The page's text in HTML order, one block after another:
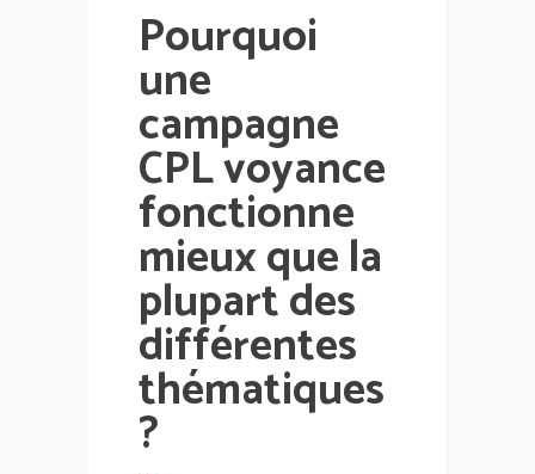
Pourquoi
une
campagne
CPL voyance
fonctionne
mieux que la
plupart des
différentes
thématiques
?